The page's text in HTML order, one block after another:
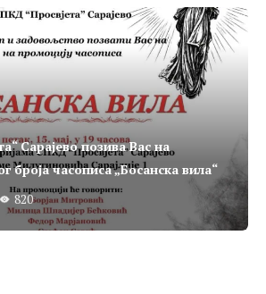
Сарајево позива Вас на
броја часописа „Босанска вила“
820